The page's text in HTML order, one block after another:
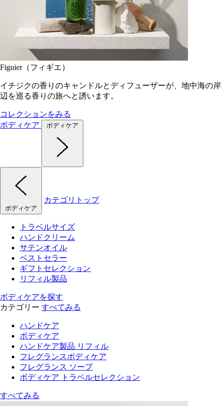
Figuier（フィギエ）
イチジクの香りのキャンドルとディフューザーが、地中海の岸
辺を巡る香りの旅へと誘います。
コレクションをみる
ボディケア
ボディケア
ボディケア
カテゴリトップ
トラベルサイズ
ハンドクリーム
サテンオイル
ベストセラー
ギフトセレクション
リフィル製品
ボディケアを探す
カテゴリー すべてみる
ハンドケア
ボディケア
ハンドケア製品 リフィル
フレグランスボディケア
フレグランス ソープ
ボディケア トラベルセレクション
すべてみる